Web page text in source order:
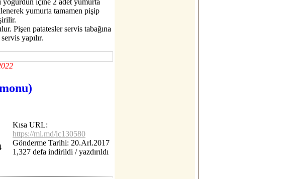
yoğurdun içine 2 adet yumurta
yumurta tamamen pişip
Pişen patatesler servis tabağına
yapılır.
Kısa URL:
https://ml.md/lc130580
Gönderme Tarihi: 20.Arl.2017
1,327 defa indirildi / yazdırıldı